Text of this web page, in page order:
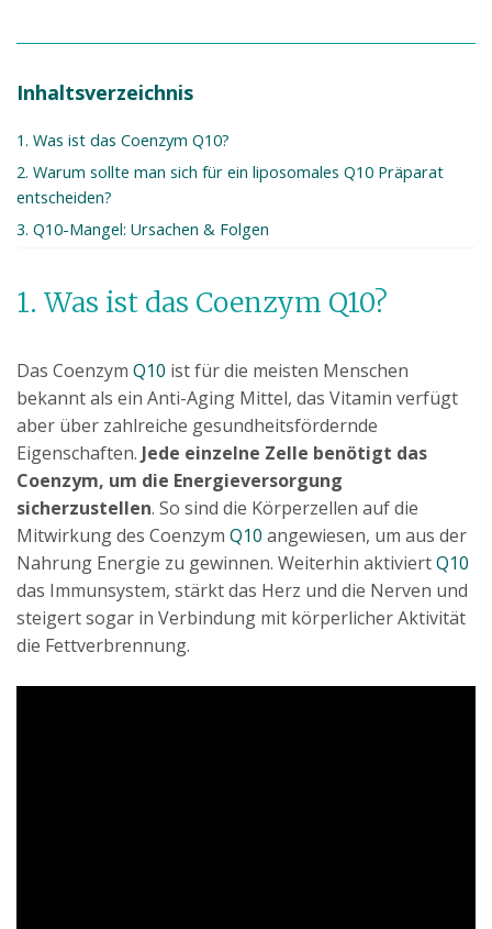
Inhaltsverzeichnis
1. Was ist das Coenzym Q10?
2. Warum sollte man sich für ein liposomales Q10 Präparat
entscheiden?
3. Q10-Mangel: Ursachen & Folgen
1. Was ist das Coenzym Q10?
Das Coenzym Q10 ist für die meisten Menschen
bekannt als ein Anti-Aging Mittel, das Vitamin verfügt
aber über zahlreiche gesundheitsfördernde
Eigenschaften. Jede einzelne Zelle benötigt das
Coenzym, um die Energieversorgung
sicherzustellen. So sind die Körperzellen auf die
Mitwirkung des Coenzym Q10 angewiesen, um aus der
Nahrung Energie zu gewinnen. Weiterhin aktiviertQ10
das Immunsystem, stärkt das Herz und die Nerven und
steigert sogar in Verbindung mit körperlicher Aktivität
die Fettverbrennung.